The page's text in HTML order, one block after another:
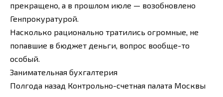
прекращено, а в прошлом июле — возобновлено
Генпрокуратурой.
Насколько рационально тратились огромные, не
попавшие в бюджет деньги, вопрос вообще-то
особый.
Занимательная бухгалтерия
Полгода назад Контрольно-счетная палата Москвы